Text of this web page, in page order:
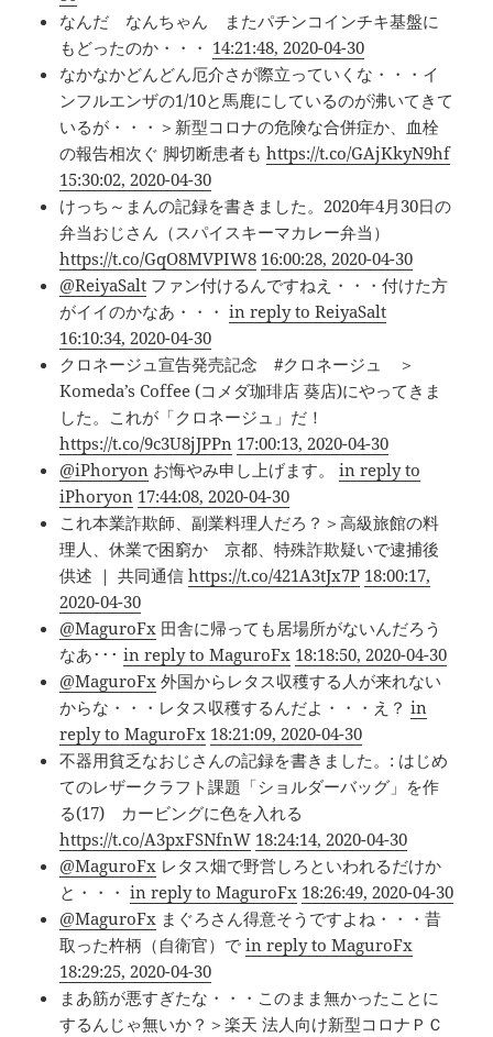
なんだ なんちゃん またパチンコインチキ基盤に
もどったのか・・・ 14:21:48, 2020-04-30
なかなかどんどん厄介さが際立っていくな・・・イ
ンフルエンザの1/10と馬鹿にしているのが沸いてきて
いるが・・・＞新型コロナの危険な合併症か、血栓
の報告相次ぐ 脚切断患者もhttps://t.co/GAjKkyN9hf
15:30:02, 2020-04-30
けっち～まんの記録を書きました。2020年4月30日の
弁当おじさん（スパイスキーマカレー弁当）
https://t.co/GqO8MVPIW8 16:00:28, 2020-04-30
@ReiyaSalt ファン付けるんですねえ・・・付けた方
がイイのかなあ・・・in reply to ReiyaSalt
16:10:34, 2020-04-30
クロネージュ宣告発売記念 #クロネージュ ＞
Komeda’s Coffee (コメダ珈琲店 葵店)にやってきま
した。これが「クロネージュ」だ！
https://t.co/9c3U8jJPPn 17:00:13, 2020-04-30
@iPhoryon お悔やみ申し上げます。in reply to
iPhoryon 17:44:08, 2020-04-30
これ本業詐欺師、副業料理人だろ？＞高級旅館の料
理人、休業で困窮か 京都、特殊詐欺疑いで逮捕後
供述 ｜ 共同通信https://t.co/421A3tJx7P 18:00:17,
2020-04-30
@MaguroFx 田舎に帰っても居場所がないんだろう
なあ･･･in reply to MaguroFx 18:18:50, 2020-04-30
@MaguroFx 外国からレタス収穫する人が来れない
からな・・・レタス収穫するんだよ・・・え？in
reply to MaguroFx 18:21:09, 2020-04-30
不器用貧乏なおじさんの記録を書きました。: はじめ
てのレザークラフト課題「ショルダーバッグ」を作
る(17) カービングに色を入れる
https://t.co/A3pxFSNfnW 18:24:14, 2020-04-30
@MaguroFx レタス畑で野営しろといわれるだけか
と・・・in reply to MaguroFx 18:26:49, 2020-04-30
@MaguroFx まぐろさん得意そうですよね・・・昔
取った杵柄（自衛官）でin reply to MaguroFx
18:29:25, 2020-04-30
まあ筋が悪すぎたな・・・このまま無かったことに
するんじゃ無いか？＞楽天 法人向け新型コロナＰＣ